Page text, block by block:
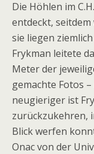
Die Höhlen im
entdeckt,
sie liegen
Frykman leitete
Meter der
gemachte Fotos
neugieriger ist
zurückzukehren,
Blick werfen
Onac von der